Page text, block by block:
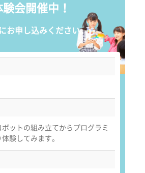
験会開催中！
お申し込みください。
ットの組み立てからプログラミ
験してみます。